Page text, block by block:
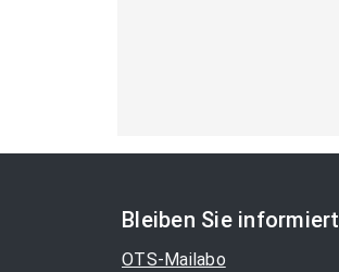
Bleiben Sie informiert
OTS-Mailabo